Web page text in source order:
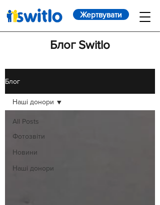
Жертвувати
Блог Switlo
Блог
All Posts
Фотозвіти
Новини
Наші донори
Наші донори